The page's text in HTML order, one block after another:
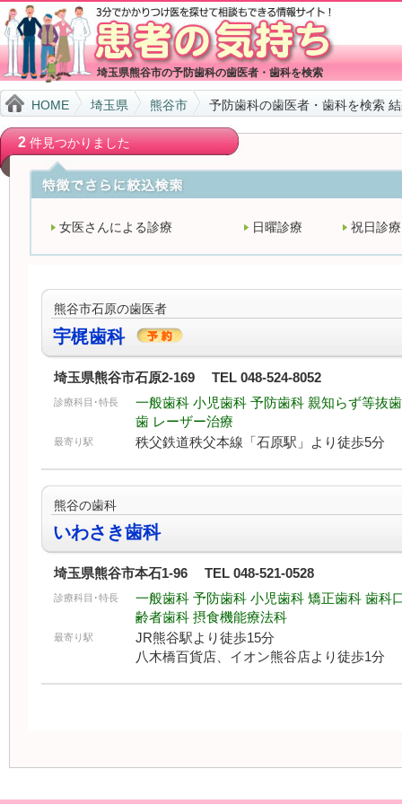
埼玉県熊谷市の予防歯科の歯医者・歯科を検索
HOME 埼玉県 熊谷市 予防歯科の歯医者・歯科を検索
2件見つかりました
女医さんによる診療 日曜診療 祝日診療
熊谷市石原の歯医者
宇梶歯科
埼玉県熊谷市石原2-169 TEL 048-524-8052
診療科目･特長
一般歯科 小児歯科 予防歯科 親知らず等抜
歯 レーザー治療
最寄り駅 秩父鉄道秩父本線「石原駅」より徒歩5分
熊谷の歯科
いわさき歯科
埼玉県熊谷市本石1-96 TEL 048-521-0528
診療科目･特長 一般歯科 予防歯科 小児歯科 矯正歯科 歯科
齢者歯科 摂食機能療法科
最寄り駅
JR熊谷駅より徒歩15分
八木橋百貨店、イオン熊谷店より徒歩1分